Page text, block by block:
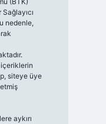
nedenle,
siteye üye
aykırı